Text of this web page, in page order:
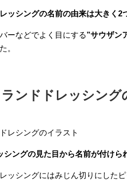
ッシングの名前の由来は大きく2
ーなどでよく目にする”サウザン
。
ンドドレッシング
シングの見た目から名前が付けら
ッシングにはみじん切りにした